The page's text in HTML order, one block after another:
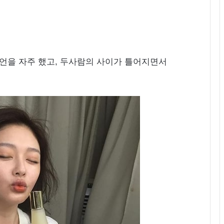
을 자주 했고, 두사람의 사이가 틀어지면서